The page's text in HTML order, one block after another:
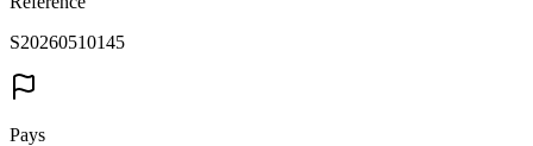
S20260510145
Pays